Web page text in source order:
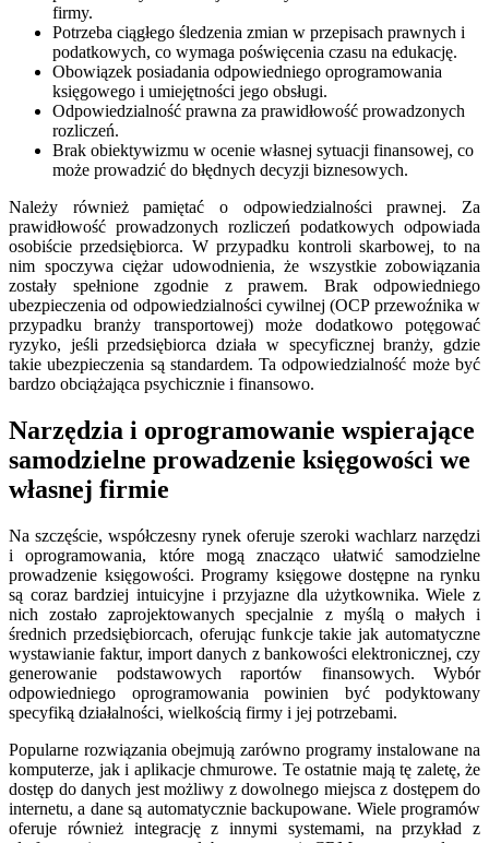
firmy.
Potrzeba ciągłego śledzenia zmian w przepisach prawnych i
podatkowych, co wymaga poświęcenia czasu na edukację.
Obowiązek posiadania odpowiedniego oprogramowania
księgowego i umiejętności jego obsługi.
Odpowiedzialność prawna za prawidłowość prowadzonych
rozliczeń.
Brak obiektywizmu w ocenie własnej sytuacji finansowej, co
może prowadzić do błędnych decyzji biznesowych.
Należy również pamiętać o odpowiedzialności prawnej. Za
prawidłowość prowadzonych rozliczeń podatkowych odpowiada
osobiście przedsiębiorca. W przypadku kontroli skarbowej, to na
nim spoczywa ciężar udowodnienia, że wszystkie zobowiązania
zostały spełnione zgodnie z prawem. Brak odpowiedniego
ubezpieczenia od odpowiedzialności cywilnej (OCP przewoźnika w
przypadku branży transportowej) może dodatkowo potęgować
ryzyko, jeśli przedsiębiorca działa w specyficznej branży, gdzie
takie ubezpieczenia są standardem. Ta odpowiedzialność może być
bardzo obciążająca psychicznie i finansowo.
Narzędzia i oprogramowanie wspierające
samodzielne prowadzenie księgowości we
własnej firmie
Na szczęście, współczesny rynek oferuje szeroki wachlarz narzędzi
i oprogramowania, które mogą znacząco ułatwić samodzielne
prowadzenie księgowości. Programy księgowe dostępne na rynku
są coraz bardziej intuicyjne i przyjazne dla użytkownika. Wiele z
nich zostało zaprojektowanych specjalnie z myślą o małych i
średnich przedsiębiorcach, oferując funkcje takie jak automatyczne
wystawianie faktur, import danych z bankowości elektronicznej, czy
generowanie podstawowych raportów finansowych. Wybór
odpowiedniego oprogramowania powinien być podyktowany
specyfiką działalności, wielkością firmy i jej potrzebami.
Popularne rozwiązania obejmują zarówno programy instalowane na
komputerze, jak i aplikacje chmurowe. Te ostatnie mają tę zaletę, że
dostęp do danych jest możliwy z dowolnego miejsca z dostępem do
internetu, a dane są automatycznie backupowane. Wiele programów
oferuje również integrację z innymi systemami, na przykład z